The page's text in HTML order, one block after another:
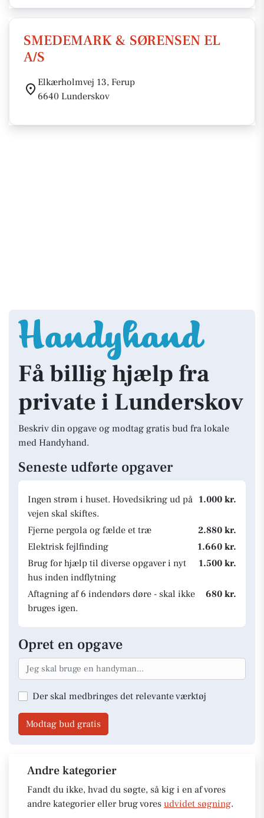
SMEDEMARK & SØRENSEN EL
A/S
Elkærholmvej 13, Ferup
6640 Lunderskov
Få billig hjælp fra
private i Lunderskov
Beskriv din opgave og modtag gratis bud fra lokale
med Handyhand.
Seneste udførte opgaver
Ingen strøm i huset. Hovedsikring ud på
vejen skal skiftes.
1.000 kr.
Fjerne pergola og fælde et træ
2.880 kr.
Elektrisk fejlfinding
1.660 kr.
Brug for hjælp til diverse opgaver i nyt
hus inden indflytning
1.500 kr.
Aftagning af 6 indendørs døre - skal ikke
bruges igen.
680 kr.
Opret en opgave
Der skal medbringes det relevante værktøj
Modtag bud gratis
Andre kategorier
Fandt du ikke, hvad du søgte, så kig i en af vores
andre kategorier eller brug vores udvidet søgning.